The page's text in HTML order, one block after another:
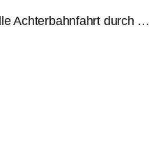
Achterbahnfahrt durch …